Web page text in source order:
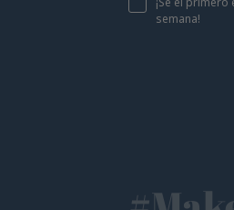
semana!